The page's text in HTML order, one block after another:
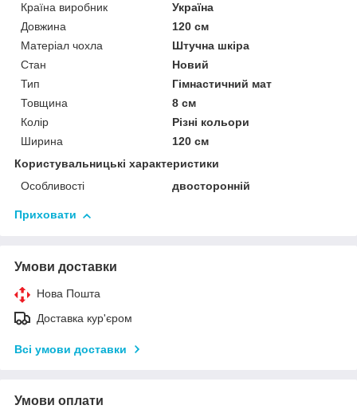
Країна виробник
Україна
Довжина
120 см
Матеріал чохла
Штучна шкіра
Стан
Новий
Тип
Гімнастичний мат
Товщина
8 см
Колір
Різні кольори
Ширина
120 см
Користувальницькі характеристики
Особливості
двосторонній
Приховати
Умови доставки
Нова Пошта
Доставка кур'єром
Всі умови доставки
Умови оплати